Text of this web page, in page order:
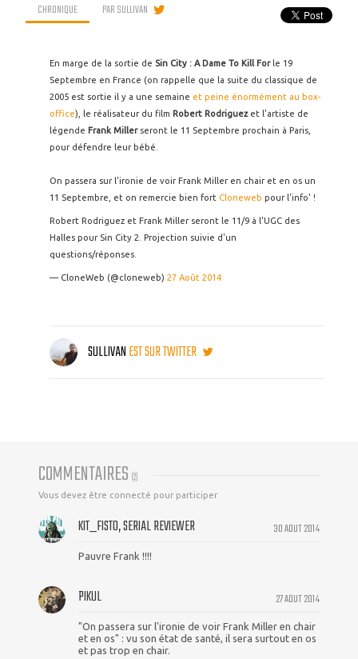
CHRONIQUE PARSULLIVAN
En marge de la sortie de Sin City : A Dame To Kill For le 19
Septembre en France (on rappelle que la suite du classique de
2005 est sortie il y a une semaine et peine énormément au box-
office), le réalisateur du film Robert Rodriguez et l'artiste de
légende Frank Millerseront le 11 Septembre prochain à Paris,
pour défendre leur bébé.
On passera sur l'ironie de voir Frank Miller en chair et en os un
11 Septembre, et on remercie bien fort Cloneweb pour l'info' !
Robert Rodriguez et Frank Miller seront le 11/9 à l'UGC des
Halles pour Sin City 2. Projection suivie d'un
questions/réponses.
— CloneWeb (@cloneweb) 27 Août 2014
SULLIVANEST SUR TWITTER
COMMENTAIRES (2)
Vous devez être connecté pour participer
30 AOUT 2014
KIT_FISTO, SERIAL REVIEWER
Pauvre Frank !!!!
27 AOUT 2014
PIKUL
"On passera sur l'ironie de voir Frank Miller en chair
et en os" : vu son état de santé, il sera surtout en os
et pas trop en chair.